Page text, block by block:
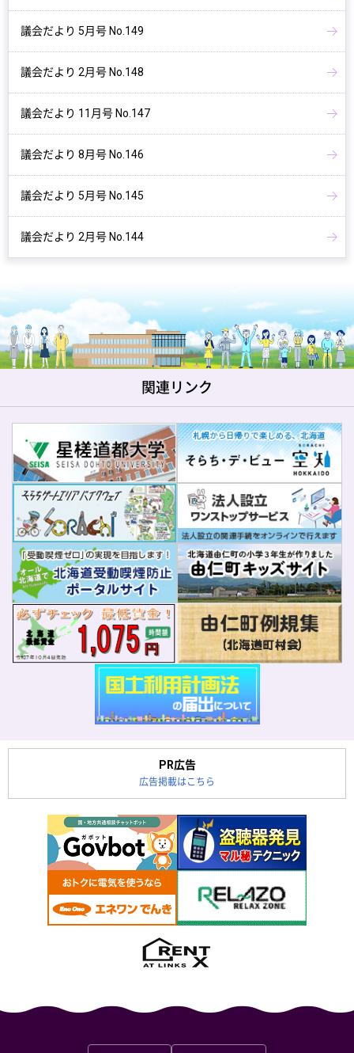
議会だより 5月号 No.149
議会だより 2月号 No.148
議会だより 11月号 No.147
議会だより 8月号 No.146
議会だより 5月号 No.145
議会だより 2月号 No.144
関連リンク
PR広告
広告掲載はこちら